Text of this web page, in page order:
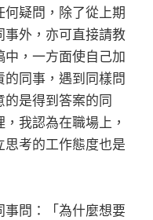
疑問，除了從上期
外，亦可直接請教
，一方面使自己加
同事，遇到同樣問
是得到答案的同
我認為在職場上，
考的工作態度也是
問：「為什麼想要